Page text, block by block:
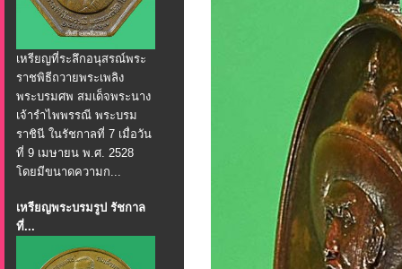
เหรียญที่ระลึกอนุสรณ์พระ
ราชพิธีถวายพระเพลิง
พระบรมศพ สมเด็จพระนาง
เจ้ารำไพพรรณี พระบรม
ราชินี ในรัชกาลที่ 7 เมื่อวัน
ที่ 9 เมษายน พ.ศ. 2528
โดยมีขนาดความก...
เหรียญพระบรมรูป รัชกาล
ที่...